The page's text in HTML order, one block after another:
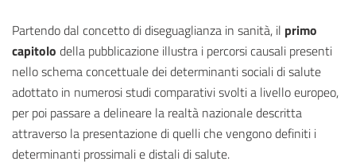
Partendo dal concetto di diseguaglianza in sanità, il primo
capitolo della pubblicazione illustra i percorsi causali presenti
nello schema concettuale dei determinanti sociali di salute
adottato in numerosi studi comparativi svolti a livello europeo,
per poi passare a delineare la realtà nazionale descritta
attraverso la presentazione di quelli che vengono definiti i
determinanti prossimali e distali di salute.